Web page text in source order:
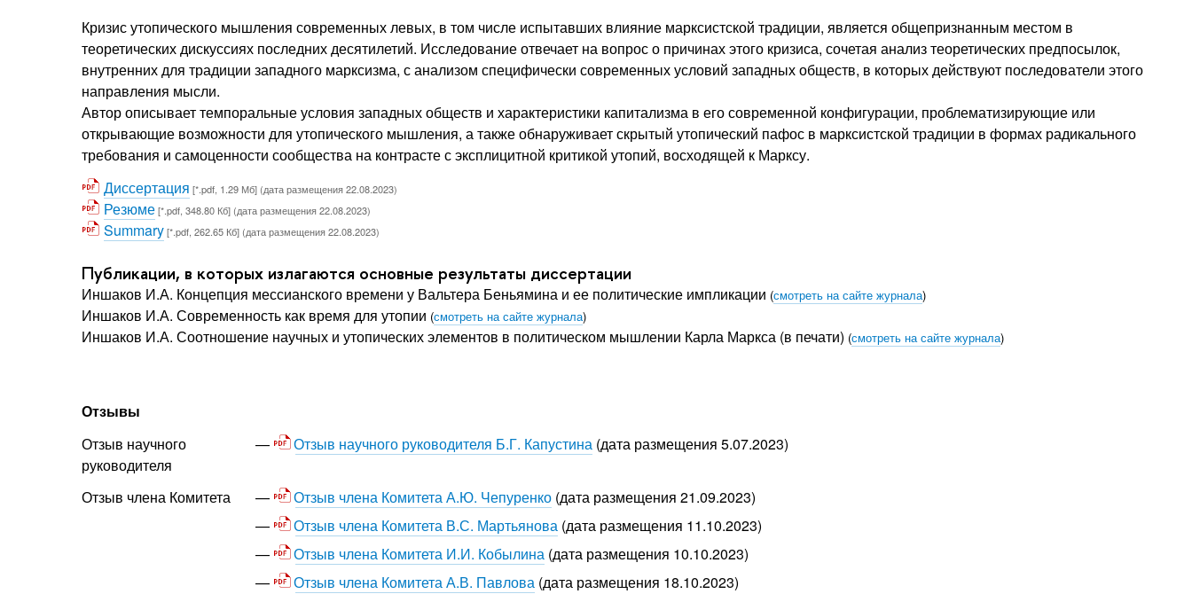
Кризис утопического мышления современных левых, в том числе испытавших влияние марксистской традиции, является общепризнанным местом в
теоретических дискуссиях последних десятилетий. Исследование отвечает на вопрос о причинах этого кризиса, сочетая анализ теоретических предпосылок,
внутренних для традиции западного марксизма, с анализом специфически современных условий западных обществ, в которых действуют последователи этого
направления мысли.
Автор описывает темпоральные условия западных обществ и характеристики капитализма в его современной конфигурации, проблематизирующие или
открывающие возможности для утопического мышления, а также обнаруживает скрытый утопический пафос в марксистской традиции в формах радикального
требования и самоценности сообщества на контрасте с эксплицитной критикой утопий, восходящей к Марксу.
Диссертация [*.pdf, 1.29 Мб] (дата размещения 22.08.2023)
Резюме[*.pdf, 348.80 Кб] (дата размещения 22.08.2023)
Summary[*.pdf, 262.65 Кб] (дата размещения 22.08.2023)
Публикации, в которых излагаются основные результаты диссертации
Иншаков И.А. Концепция мессианского времени у Вальтера Беньямина и ее политические импликации (смотреть на сайте журнала)
Иншаков И.А. Современность как время для утопии (смотреть на сайте журнала)
Иншаков И.А. Соотношение научных и утопических элементов в политическом мышлении Карла Маркса (в печати) (смотреть на сайте журнала)
Отзывы
Отзыв научного
руководителя
Отзыв научного руководителя Б.Г. Капустина (дата размещения 5.07.2023)
Отзыв члена Комитета Отзыв члена Комитета А.Ю. Чепуренко (дата размещения 21.09.2023)
Отзыв члена Комитета В.С. Мартьянова (дата размещения 11.10.2023)
Отзыв члена Комитета И.И. Кобылина (дата размещения 10.10.2023)
Отзыв члена Комитета А.В. Павлова (дата размещения 18.10.2023)